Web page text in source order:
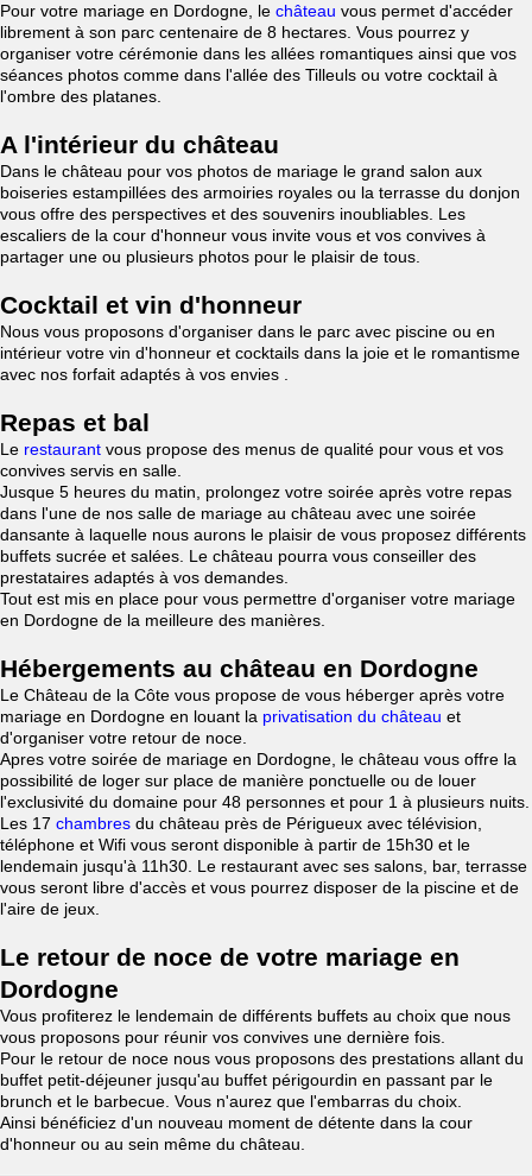
Pour votre mariage en Dordogne, le château vous permet d'accéder
librement à son parc centenaire de 8 hectares. Vous pourrez y
organiser votre cérémonie dans les allées romantiques ainsi que vos
séances photos comme dans l'allée des Tilleuls ou votre cocktail à
l'ombre des platanes.
A l'intérieur du château
Dans le château pour vos photos de mariage le grand salon aux
boiseries estampillées des armoiries royales ou la terrasse du donjon
vous offre des perspectives et des souvenirs inoubliables. Les
escaliers de la cour d'honneur vous invite vous et vos convives à
partager une ou plusieurs photos pour le plaisir de tous.
Cocktail et vin d'honneur
Nous vous proposons d'organiser dans le parc avec piscine ou en
intérieur votre vin d'honneur et cocktails dans la joie et le romantisme
avec nos forfait adaptés à vos envies .
Repas et bal
Le restaurant vous propose des menus de qualité pour vous et vos
convives servis en salle.
Jusque 5 heures du matin, prolongez votre soirée après votre repas
dans l'une de nos salle de mariage au château avec une soirée
dansante à laquelle nous aurons le plaisir de vous proposez différents
buffets sucrée et salées. Le château pourra vous conseiller des
prestataires adaptés à vos demandes.
Tout est mis en place pour vous permettre d'organiser votre mariage
en Dordogne de la meilleure des manières.
Hébergements au château en Dordogne
Le Château de la Côte vous propose de vous héberger après votre
mariage en Dordogne en louant la privatisation du château et
d'organiser votre retour de noce.
Apres votre soirée de mariage en Dordogne, le château vous offre la
possibilité de loger sur place de manière ponctuelle ou de louer
l'exclusivité du domaine pour 48 personnes et pour 1 à plusieurs nuits.
Les 17 chambres du château près de Périgueux avec télévision,
téléphone et Wifi vous seront disponible à partir de 15h30 et le
lendemain jusqu'à 11h30. Le restaurant avec ses salons, bar, terrasse
vous seront libre d'accès et vous pourrez disposer de la piscine et de
l'aire de jeux.
Le retour de noce de votre mariage en
Dordogne
Vous profiterez le lendemain de différents buffets au choix que nous
vous proposons pour réunir vos convives une dernière fois.
Pour le retour de noce nous vous proposons des prestations allant du
buffet petit-déjeuner jusqu'au buffet périgourdin en passant par le
brunch et le barbecue. Vous n'aurez que l'embarras du choix.
Ainsi bénéficiez d'un nouveau moment de détente dans la cour
d'honneur ou au sein même du château.